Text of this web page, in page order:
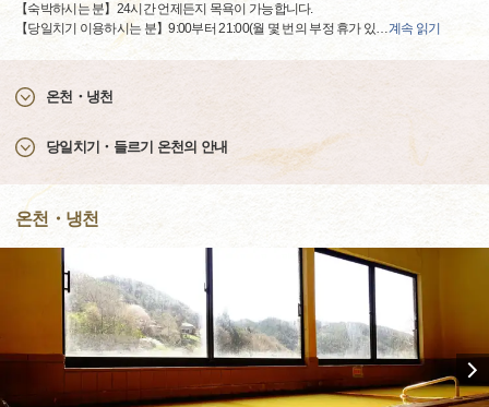
【숙박하시는 분】24시간 언제든지 목욕이 가능합니다.
【당일치기 이용하시는 분】9:00부터 21:00(월 몇 번의 부정 휴가 있…계속 읽기
온천・냉천
당일치기・들르기 온천의 안내
온천・냉천